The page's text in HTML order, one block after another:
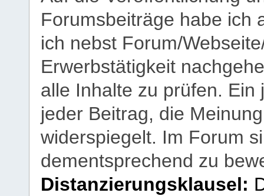
Forumsbeiträge habe ich
ich nebst Forum/
Erwerbstätigkeit
alle Inhalte zu prüfen.
jeder Beitrag, die
widerspiegelt. Im Forum
dementsprechend zu
Distanzierungsklausel: